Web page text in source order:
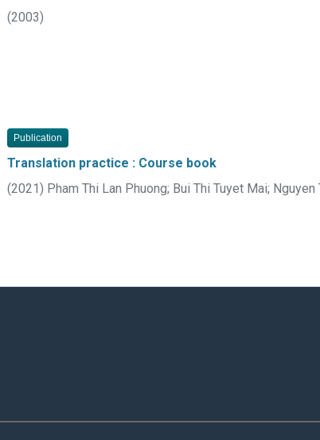
(2003)
Publication
Translation practice : Course book
(2021) Pham Thi Lan Phuong; Bui Thi Tuyet Mai; Nguyen